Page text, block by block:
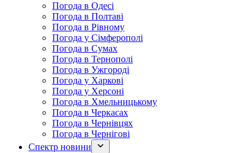
Погода в Одесі
Погода в Полтаві
Погода в Рівному
Погода у Сімферополі
Погода в Сумах
Погода в Тернополі
Погода в Ужгороді
Погода у Харкові
Погода у Херсоні
Погода в Хмельницькому
Погода в Черкасах
Погода в Чернівцях
Погода в Чернігові
Спектр новини